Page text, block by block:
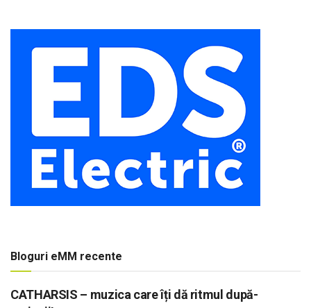
Bloguri eMM recente
CATHARSIS – muzica care îți dă ritmul după-